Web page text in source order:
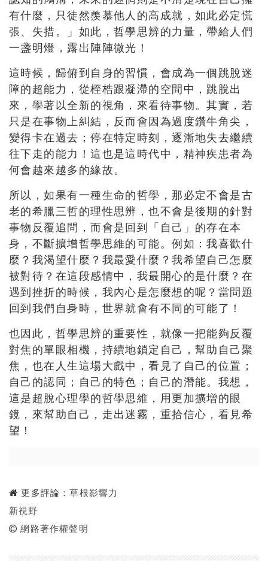
有什麼， 只徒然羨慕他人的高成就，如此必定慌
張、失措。」如此， 哲學思辨的力量，帶給人們
一盞明燈，露出陣陣微光！
這時候，歸俯到自身的習慣，會成為一個跳脫迷
障的超能力， 從桎梏跟凝滯的空間中，跳脫出
來，學著以全新的視角， 來看待事物。其實，若
只是在事物上糾結， 反而會因為過度鑽牛角尖，
變得卡在過去；停在特定時刻，逐漸地失去繼續
往下走的能力！這也是這時代中， 精神疾患者為
何會越來越多的緣故。
所以，如果有一種生命的哲學，那必定不會是古
老的希臘三哲的理性思辨，也不會是後期的針對
事物反覆追問，而會是回到「自己」 的存在本
身，不斷擴增哲學思維的可能。例如：我喜歡什
麼？ 我渴望什麼？我最愛什麼？我希望自己怎麼
被對待？在這段感情中， 我最開心的是什麼？在
遇到挫折的時候，我內心是怎麼想的呢？ 當問題
回到我們自身時，世界就會有不同的可能了！
也因此，哲學思辨的重要性，就像一把能夠反覆
對焦的單眼相機， 持續地鎖定自己，幫助自己聚
焦，也在人生這場大戲中，看見了自己的位置；
自己的認同；自己的特色；自己的潛能。我想，
這是超脫心理學的哲學思維，用更加擴增的眼
鏡，來幫助自己， 走出迷霧，重拾信心，看見希
望！
更多評論：草根影響力
新視野
網路著作權聲明